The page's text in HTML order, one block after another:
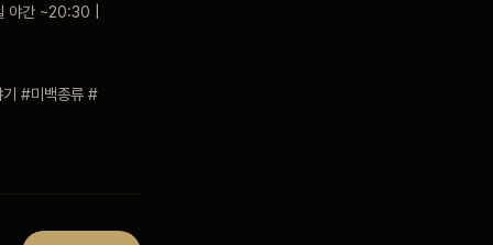
야간 ~20:30 |
기 #미백종류 #